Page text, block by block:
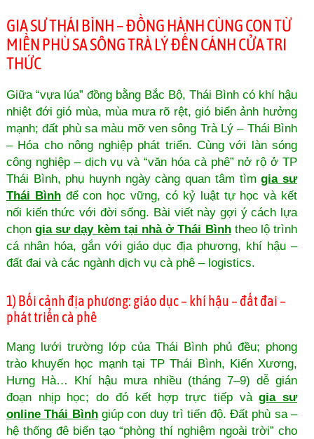
GIA SƯ THÁI BÌNH – ĐỒNG HÀNH CÙNG CON TỪ
MIỀN PHÙ SA SÔNG TRÀ LÝ ĐẾN CÁNH CỬA TRI
THỨC
Giữa “vựa lúa” đồng bằng Bắc Bộ, Thái Bình có khí hậu
nhiệt đới gió mùa, mùa mưa rõ rệt, gió biển ảnh hưởng
mạnh; đất phù sa màu mỡ ven sông Trà Lý – Thái Bình
– Hóa cho nông nghiệp phát triển. Cùng với làn sóng
công nghiệp – dịch vụ và “văn hóa cà phê” nở rộ ở TP
Thái Bình, phụ huynh ngày càng quan tâm tìmgia sư
Thái Bìnhđể con học vững, có kỷ luật tự học và kết
nối kiến thức với đời sống. Bài viết này gợi ý cách lựa
chọngia sư dạy kèm tại nhà ở Thái Bìnhtheo lộ trình
cá nhân hóa, gắn với giáo dục địa phương, khí hậu –
đất đai và các ngành dịch vụ cà phê – logistics.
1) Bối cảnh địa phương: giáo dục – khí hậu – đất đai –
phát triển cà phê
Mạng lưới trường lớp của Thái Bình phủ đều; phong
trào khuyến học mạnh tại TP Thái Bình, Kiến Xương,
Hưng Hà… Khí hậu mưa nhiều (tháng 7–9) dễ gián
đoạn nhịp học; do đó kết hợp trực tiếp vàgia sư
online Thái Bìnhgiúp con duy trì tiến độ. Đất phù sa –
hệ thống đê biển tạo “phòng thí nghiệm ngoài trời” cho